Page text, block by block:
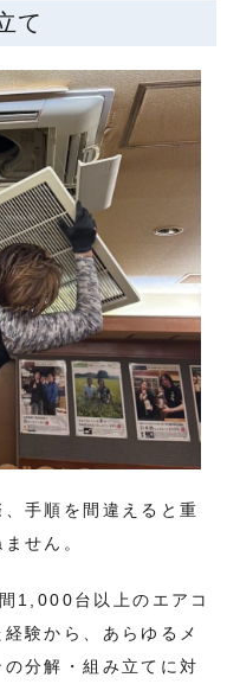
て
手順を間違えると重
せん。
1,000台以上のエアコ
験から、あらゆるメ
分解・組み立てに対